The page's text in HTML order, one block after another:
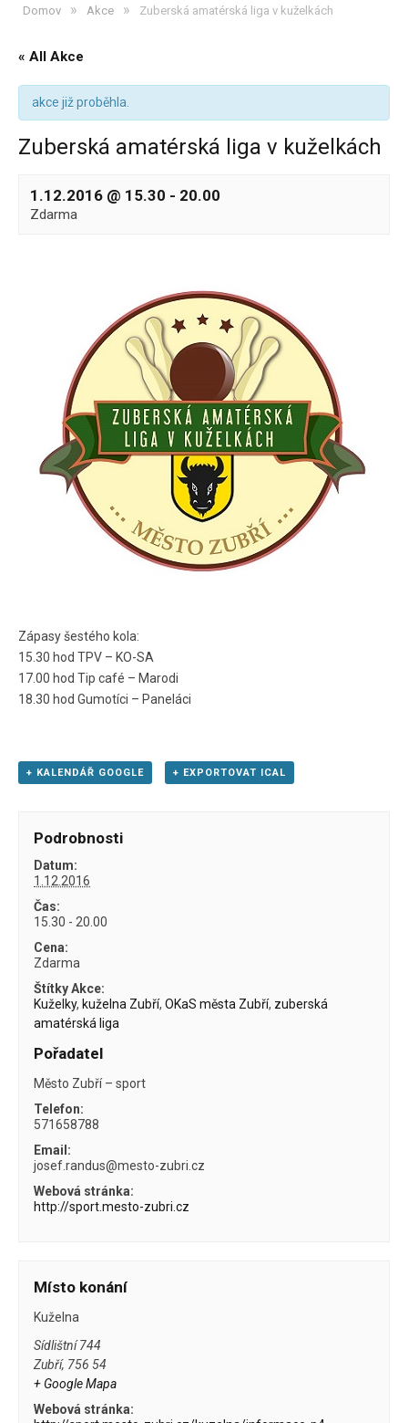
Domov » Akce » Zuberská amatérská liga v kuželkách
« All Akce
akce již proběhla.
Zuberská amatérská liga v kuželkách
1.12.2016 @ 15.30 - 20.00
Zdarma
Zápasy šestého kola:
15.30 hod TPV – KO-SA
17.00 hod Tip café – Marodi
18.30 hod Gumotíci – Paneláci
+ KALENDÁŘ GOOGLE + EXPORTOVAT ICAL
Podrobnosti
Datum:
1.12.2016
Čas:
15.30 - 20.00
Cena:
Zdarma
Štítky Akce:
Kuželky, kuželna Zubří,OKaS města Zubří, zuberská
amatérská liga
Pořadatel
Město Zubří – sport
Telefon:
571658788
Email:
josef.randus@mesto-zubri.cz
Webová stránka:
http://sport.mesto-zubri.cz
Místo konání
Kuželna
Sídlištní 744
Zubří, 756 54
+ Google Mapa
Webová stránka: